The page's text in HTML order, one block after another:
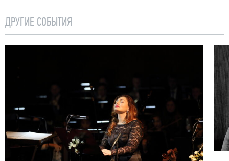
один-два раза в месяц. Билеты продаются в кассе
Проект «Музыка малышам» берет начало в сезоне
Внимание! Один билет приобретается на родителя
и ребенка до 3 лет. На детей старше 3 лет
приобретаются отдельные билеты.
ДРУГИЕ СОБЫТИЯ